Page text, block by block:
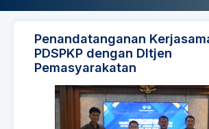
Penandatanganan
PDSPKP dengan DItjen
Pemasyarakatan